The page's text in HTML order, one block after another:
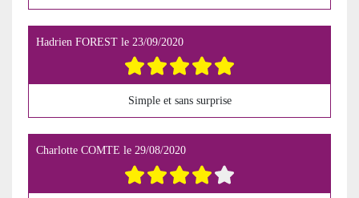
Hadrien FOREST le 23/09/2020
Simple et sans surprise
Charlotte COMTE le 29/08/2020